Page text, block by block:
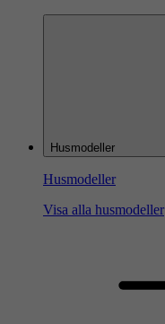
Husmodeller
Husmodeller
Visa alla husmodeller